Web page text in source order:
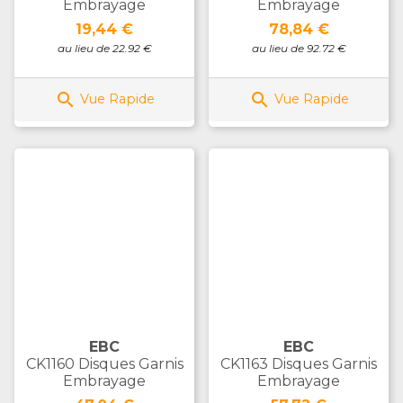
Embrayage
Prix
19,44 €
au lieu de 22.92 €
 Vue Rapide
Embrayage
Prix
78,84 €
au lieu de 92.72 €
 Vue Rapide
EBC
CK1160 Disques Garnis
Embrayage
EBC
CK1163 Disques Garnis
Embrayage